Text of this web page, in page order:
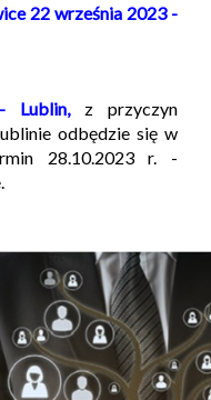
22 września 2023 -
Lublin,
z przyczyn
odbędzie się w
28.10.2023 r. -